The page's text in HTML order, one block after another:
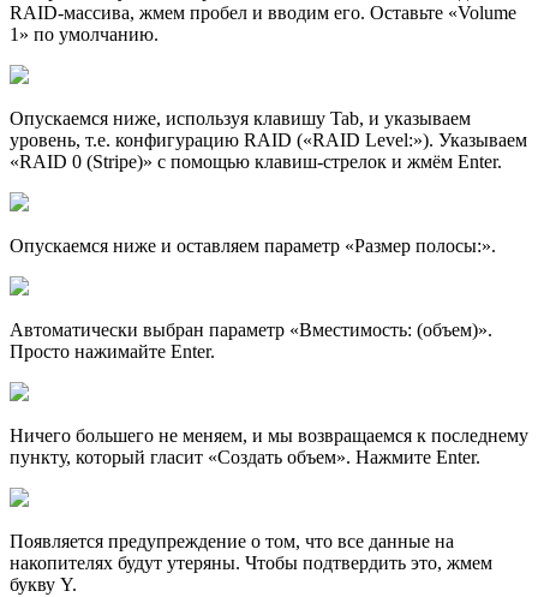
RAID-массива, жмем пробел и вводим его. Оставьте «Volume
1» по умолчанию.
Опускаемся ниже, используя клавишу Tab, и указываем
уровень, т.е. конфигурацию RAID («RAID Level:»). Указываем
«RAID 0 (Stripe)» с помощью клавиш-стрелок и жмём Enter.
Опускаемся ниже и оставляем параметр «Размер полосы:».
Автоматически выбран параметр «Вместимость: (объем)».
Просто нажимайте Enter.
Ничего большего не меняем, и мы возвращаемся к последнему
пункту, который гласит «Создать объем». Нажмите Enter.
Появляется предупреждение о том, что все данные на
накопителях будут утеряны. Чтобы подтвердить это, жмем
букву Y.